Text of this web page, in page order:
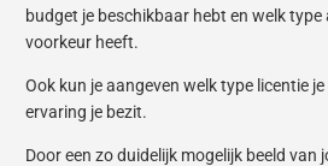
budget je beschikbaar hebt en welk
voorkeur heeft.
Ook kun je aangeven welk type licentie
ervaring je bezit.
Door een zo duidelijk mogelijk beeld van